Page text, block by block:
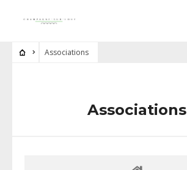
Associations
Associations